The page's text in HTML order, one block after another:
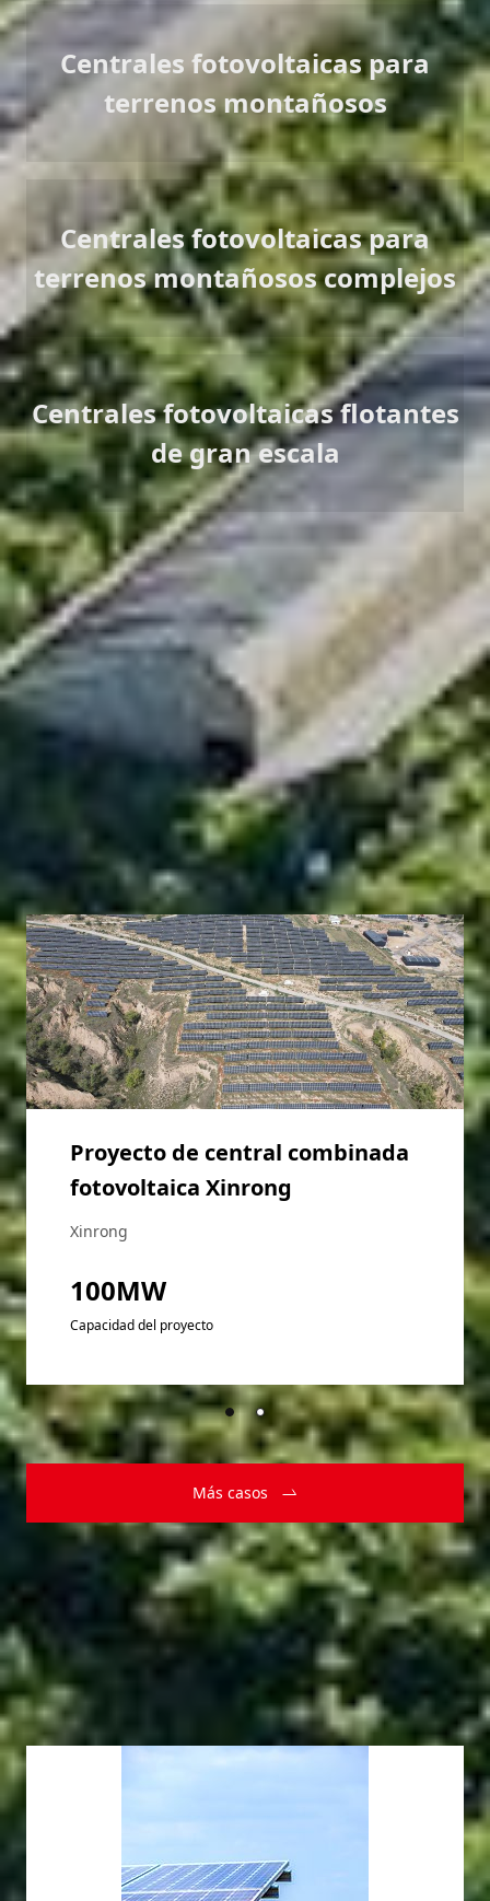
Centrales fotovoltaicas para
terrenos montañosos
Centrales fotovoltaicas para
terrenos montañosos complejos
Centrales fotovoltaicas flotantes
de gran escala
Casos de éxito
LONGi cuenta con una amplia experiencia en el desarrollo,
diseño y construcción de proyectos de gran escala.
Teniendo en cuenta las necesidades de nuestros clientes y
las características de cada proyecto, hemos desarrollado e
implementado una amplia gama de soluciones originales y
hemos ejecutado diferentes tipos de proyectos en diversas
condiciones.
Proyecto de central combinada
fotovoltaica Xinrong
Xinrong
100MW
Capacidad del proyecto
Más casos
Centrales fotovoltaicas
sostenibles